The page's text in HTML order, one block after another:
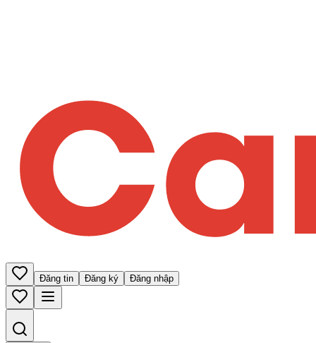
Đăng tin Đăng ký Đăng nhập